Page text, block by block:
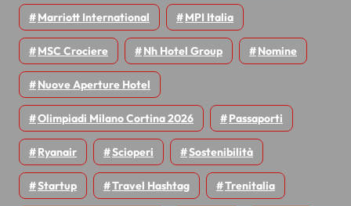
Marriott International MPI Italia
MSC Crociere Nh Hotel Group Nomine
Nuove Aperture Hotel
Olimpiadi Milano Cortina 2026 Passaporti
Ryanair Scioperi Sostenibilità
Startup Travel Hashtag Trenitalia